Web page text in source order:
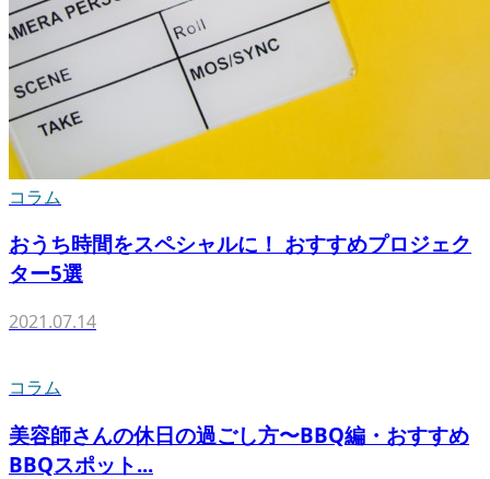
コラム
おうち時間をスペシャルに！ おすすめプロジェク
ター5選
2021.07.14
コラム
美容師さんの休日の過ごし方〜BBQ編・おすすめ
BBQスポット...